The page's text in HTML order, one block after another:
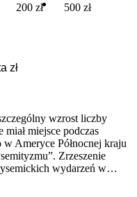
200 zł 500 zł
wzrost liczby
miejsce podczas
w Ameryce Północnej kraju
Zrzeszenie
wydarzeń w…